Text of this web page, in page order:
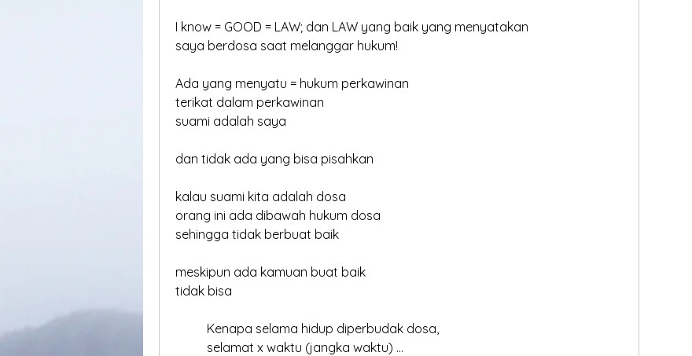
I know = GOOD = LAW; dan LAW yang baik yang menyatakan
saya berdosa saat melanggar hukum!
Ada yang menyatu = hukum perkawinan
terikat dalam perkawinan
suami adalah saya
dan tidak ada yang bisa pisahkan
kalau suami kita adalah dosa
orang ini ada dibawah hukum dosa
sehingga tidak berbuat baik
meskipun ada kamuan buat baik
tidak bisa
	Kenapa selama hidup diperbudak dosa,
	selamat x waktu (jangka waktu) ...